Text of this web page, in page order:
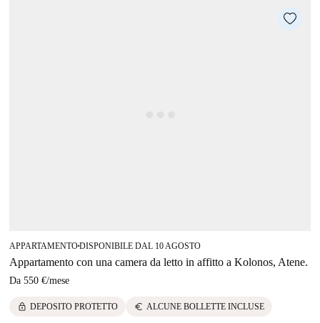
APPARTAMENTO■DISPONIBILE DAL 10 AGOSTO
Appartamento con una camera da letto in affitto a Kolonos, Atene.
Da 550 €/mese
lock DEPOSITO PROTETTO euro ALCUNE BOLLETTE INCLUSE